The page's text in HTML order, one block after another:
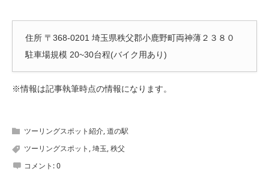
住所 〒368-0201 埼玉県秩父郡小鹿野町両神薄２３８０
駐車場規模 20~30台程(バイク用あり)
※情報は記事執筆時点の情報になります。
ツーリングスポット紹介,道の駅
ツーリングスポット,埼玉,秩父
コメント:0